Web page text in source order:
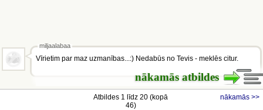
miljaalabaa
Vīrietim par maz uzmanības...:) Nedabūs no Tevis - meklēs citur.
nākamās atbildes
Atbildes 1 līdz 20 (kopā
46)
nākamās >>